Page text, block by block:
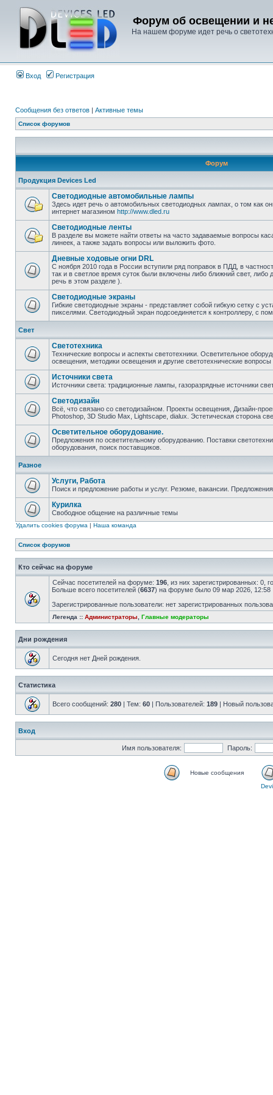
Форум об освещении и
На нашем форуме идет речь о
Вход Регистрация
Сообщения без ответов | Активные темы
Список форумов
Форум
Продукция Devices Led
Светодиодные автомобильные лампы
Здесь идет речь о автомобильных светодиодных лампах, о том как
интернет магазином http://www.dled.ru
Светодиодные ленты
В разделе вы можете найти ответы на часто задаваемые вопросы
линеек, а также задать вопросы или выложить фото.
Дневные ходовые огни DRL
С ноября 2010 года в России вступили ряд поправок в ПДД, в
так и в светлое время суток были включены либо ближний свет, либо
речь в этом разделе ).
Светодиодные экраны
Гибкие светодиодные экраны - представляет собой гибкую сетку с
пикселями. Светодиодный экран подсоединяется к контроллеру, с
Свет
Светотехника
Технические вопросы и аспекты светотехники. Осветительное
освещения, методики освещения и другие светотехнические вопросы
Источники света
Источники света: традиционные лампы, газоразрядные источники
Светодизайн
Всё, что связано со светодизайном. Проекты освещения, Дизайн-
Photoshop, 3D Studio Max, Lightscape, dialux. Эстетическая сторона
Осветительное оборудование.
Предложения по осветительному оборудованию. Поставки
оборудования, поиск поставщиков.
Разное
Услуги, Работа
Поиск и предложение работы и услуг. Резюме, вакансии.
Курилка
Свободное общение на различные темы
Удалить cookies форума | Наша команда
Список форумов
Кто сейчас на форуме
Сейчас посетителей на форуме: 196 , из них зарегистрированных: 0,
Больше всего посетителей (6637) на форуме было 09 мар 2026, 12:58
Зарегистрированные пользователи: нет зарегистрированных
Легенда :: Администраторы Главные модераторы
Дни рождения
Сегодня нет Дней рождения.
Статистика
Всего сообщений: 280 | Тем: 60 | Пользователей: 189 | Новый
Вход
Имя пользователя: Пароль:
Новые сообщения